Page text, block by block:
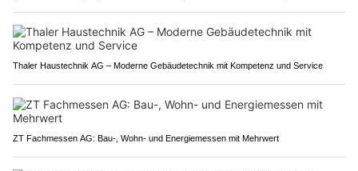
Thaler Haustechnik AG – Moderne Gebäudetechnik mit Kompetenz und Service
ZT Fachmessen AG: Bau-, Wohn- und Energiemessen mit Mehrwert